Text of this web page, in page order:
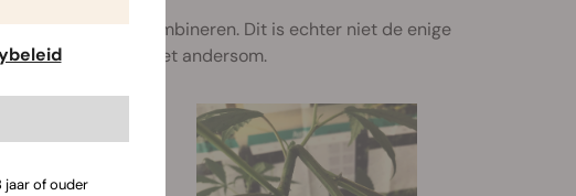
kunt combineren. Dit is echter niet de enige
op je planten en niet andersom.
jaar of ouder